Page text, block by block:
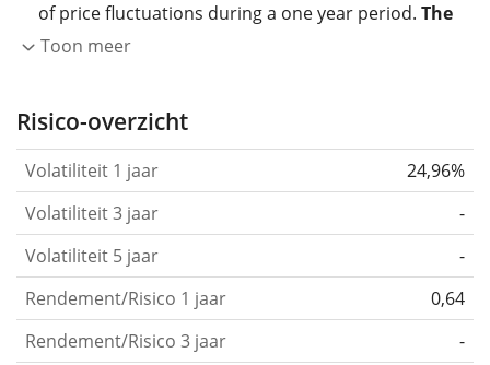
of price fluctuations during a one year period. The
higher the volatility, the more significantly the
the past.
Assets with higher volatility are generally
based on the data for the past 1, 3 and 5 years so
that you can see if price fluctuations for the ETF
became stronger or weaker over time.
Return per riskfor 1, 3 and 5 year periods. This is
the annualised (i.e. converted to a one year period)
past return divided by the past annualised volatility.
Toon meer
Risico-overzicht
Volatiliteit 1 jaar
24,96%
Volatiliteit 3 jaar
-
Volatiliteit 5 jaar
-
Rendement/Risico 1 jaar
0,64
Rendement/Risico 3 jaar
-